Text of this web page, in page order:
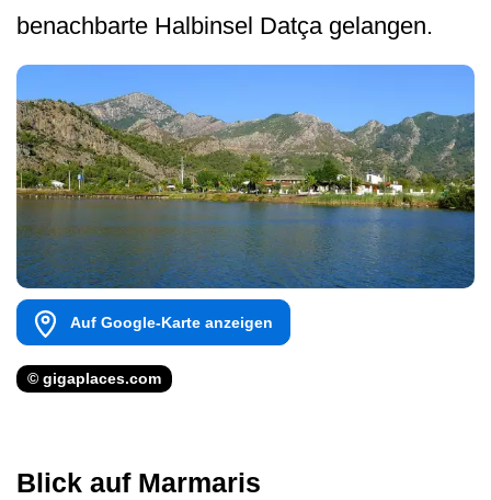
benachbarte Halbinsel Datça gelangen.
Auf Google-Karte anzeigen
© gigaplaces.com
Blick auf Marmaris